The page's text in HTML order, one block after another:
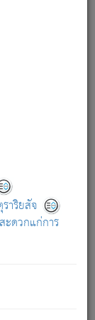
าริยสัจ
ะดวกแก่การ
ถูกต้องมากที่สุด
พ์ครั้งล่าสุด
ด / แนะนำ